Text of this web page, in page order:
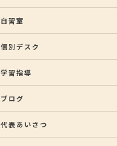
自習室
個別デスク
学習指導
ブログ
代表あいさつ